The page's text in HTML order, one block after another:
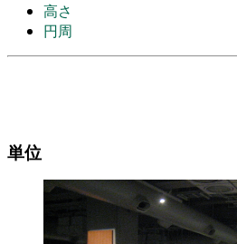
高さ
円周
単位